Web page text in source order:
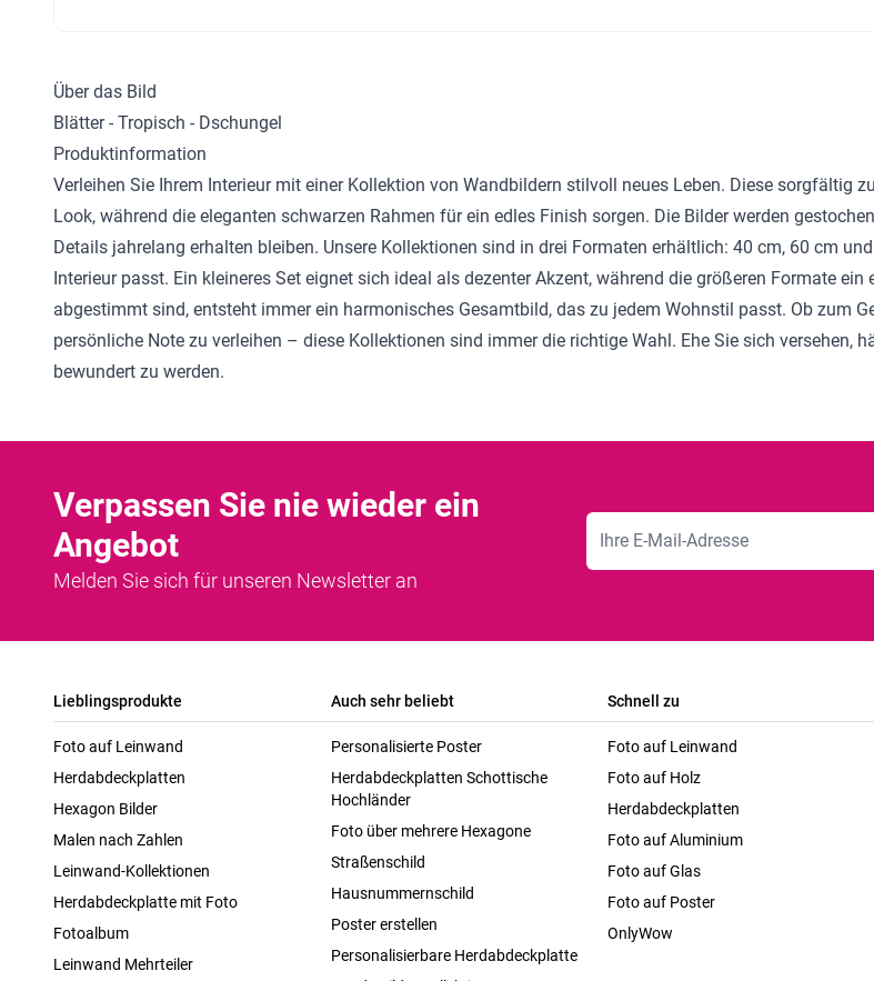
Über das Bild
Blätter - Tropisch - Dschungel
Produktinformation
Verleihen Sie Ihrem Interieur mit einer Kollektion von Wandbildern stilvoll neues Leben. Diese sorgfältig
Look, während die eleganten schwarzen Rahmen für ein edles Finish sorgen. Die Bilder werden
Details jahrelang erhalten bleiben. Unsere Kollektionen sind in drei Formaten erhältlich: 40 cm, 60 cm
Interieur passt. Ein kleineres Set eignet sich ideal als dezenter Akzent, während die größeren Formate
abgestimmt sind, entsteht immer ein harmonisches Gesamtbild, das zu jedem Wohnstil passt. Ob zum
persönliche Note zu verleihen – diese Kollektionen sind immer die richtige Wahl. Ehe Sie sich versehen,
bewundert zu werden.
Verpassen Sie nie wieder ein
Angebot
Melden Sie sich für unseren Newsletter an
E-Mailadresse
Lieblingsprodukte
Foto auf Leinwand
Herdabdeckplatten
Hexagon Bilder
Malen nach Zahlen
Leinwand-Kollektionen
Herdabdeckplatte mit Foto
Fotoalbum
Leinwand Mehrteiler
Auch sehr beliebt
Personalisierte Poster
Herdabdeckplatten Schottische
Hochländer
Foto über mehrere Hexagone
Straßenschild
Hausnummernschild
Poster erstellen
Personalisierbare Herdabdeckplatte
Schnell zu
Foto auf Leinwand
Foto auf Holz
Herdabdeckplatten
Foto auf Aluminium
Foto auf Glas
Foto auf Poster
OnlyWow